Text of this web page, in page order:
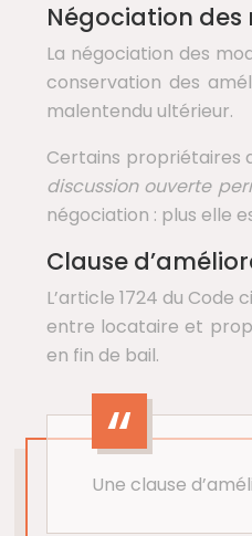
Négociation des
La négociation des
conservation des
malentendu ultérieur.
Certains propriétaires
discussion ouverte
négociation : plus elle
Clause
L’article 1724 du
entre locataire et
en fin de bail.
Une clause